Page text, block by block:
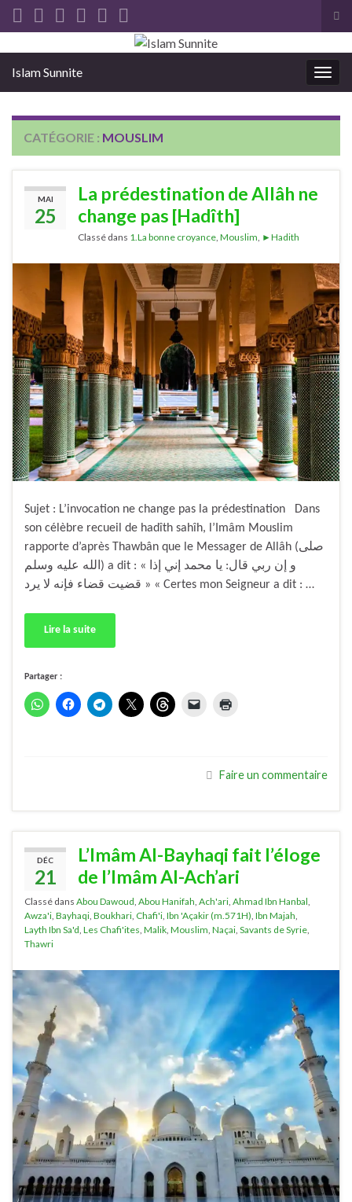
Search for:
Islam Sunnite
CATÉGORIE : MOUSLIM
MAI
25
La prédestination de Allâh ne
change pas [Hadîth]
Classé dans 1.La bonne croyance Mouslim ►Hadith
Sujet : L’invocation ne change pas la prédestination Dans
son célèbre recueil de hadîth sahîh, l’Imâm Mouslim
rapporte d’après Thawbân que le Messager de Allâh (صلى
الله عليه وسلم) a dit : « و إن ربي قال: يا محمد إني إذا
قضيت قضاء فإنه لا يرد » « Certes mon Seigneur a dit : …
Lire la suite
Partager :
Faire un commentaire
DÉC
21
L’Imâm Al-Bayhaqi fait l’éloge
de l’Imâm Al-Ach’ari
Classé dans Abou Dawoud, Abou Hanifah, Ach'ari, Ahmad Ibn Hanbal,
Awza'i, Bayhaqi, Boukhari, Chafi'i, Ibn 'Açakir (m.571H), Ibn Majah,
Layth Ibn Sa'd, Les Chafi'ites, Malik, Mouslim, Naçai, Savants de Syrie,
Thawri